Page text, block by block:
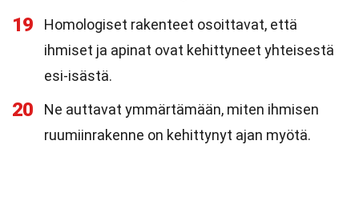
19
Homologiset rakenteet osoittavat, että
ihmiset ja apinat ovat kehittyneet yhteisestä
esi-isästä.
20
Ne auttavat ymmärtämään, miten ihmisen
ruumiinrakenne on kehittynyt ajan myötä.